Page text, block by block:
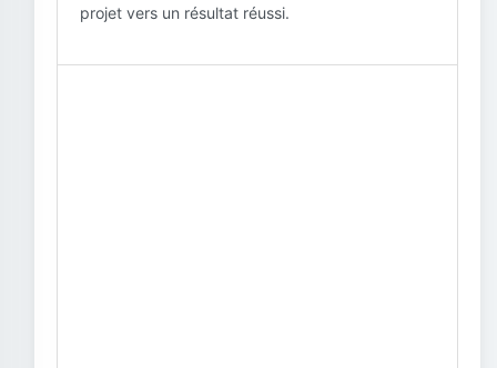
projet vers un résultat réussi.